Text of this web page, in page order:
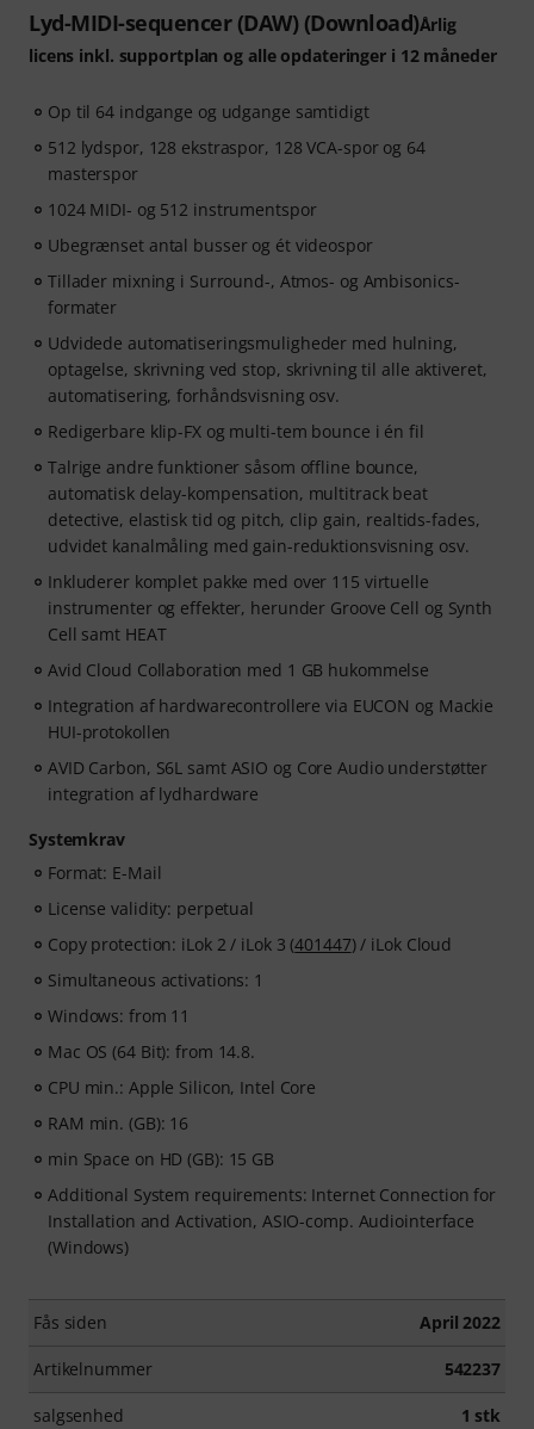
content-ready sound design.
ArtMaster.com – your e-learning partner created with
Brown, Dr. Dre), Printz Board (Black Eyed Peas, Justin
Timberlake), and Chris Kasych (Adele, Beck, Pharrell
Williams). Learn from over 500 video lessons designed
for producers, creators and songwriters — covering
DAW production, mixing fundamentals, arrangement,
hooks for TikTok, and essential skills for turning ideas
into release-ready tracks.
Lyd-MIDI-sequencer (DAW) (Download)Årlig
licens inkl. supportplan og alle opdateringer i 12 måneder
Op til 64 indgange og udgange samtidigt
512 lydspor, 128 ekstraspor, 128 VCA-spor og 64
masterspor
1024 MIDI- og 512 instrumentspor
Ubegrænset antal busser og ét videospor
Tillader mixning i Surround-, Atmos- og Ambisonics-
formater
Udvidede automatiseringsmuligheder med hulning,
optagelse, skrivning ved stop, skrivning til alle aktiveret,
automatisering, forhåndsvisning osv.
Redigerbare klip-FX og multi-tem bounce i én fil
Talrige andre funktioner såsom offline bounce,
automatisk delay-kompensation, multitrack beat
detective, elastisk tid og pitch, clip gain, realtids-fades,
udvidet kanalmåling med gain-reduktionsvisning osv.
Inkluderer komplet pakke med over 115 virtuelle
instrumenter og effekter, herunder Groove Cell og Synth
Cell samt HEAT
Avid Cloud Collaboration med 1 GB hukommelse
Integration af hardwarecontrollere via EUCON og Mackie
HUI-protokollen
AVID Carbon, S6L samt ASIO og Core Audio understøtter
integration af lydhardware
Systemkrav
Format: E-Mail
License validity: perpetual
Copy protection: iLok 2 / iLok 3 (401447) / iLok Cloud
Simultaneous activations: 1
Windows: from 11
Mac OS (64 Bit): from 14.8.
CPU min.: Apple Silicon, Intel Core
RAM min. (GB): 16
min Space on HD (GB): 15 GB
Additional System requirements: Internet Connection for
Installation and Activation, ASIO-comp. Audiointerface
(Windows)
Fås siden April 2022
Artikelnummer 542237
salgsenhed 1 stk